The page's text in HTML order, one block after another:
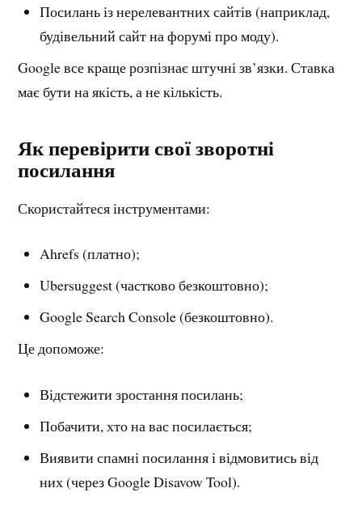
Посилань із нерелевантних сайтів (наприклад,
будівельний сайт на форумі про моду).
Google все краще розпізнає штучні зв’язки. Ставка
має бути на якість, а не кількість.
Як перевірити свої зворотні
посилання
Скористайтеся інструментами:
Ahrefs (платно);
Ubersuggest (частково безкоштовно);
Google Search Console (безкоштовно).
Це допоможе:
Відстежити зростання посилань;
Побачити, хто на вас посилається;
Виявити спамні посилання і відмовитись від
них (через Google Disavow Tool).